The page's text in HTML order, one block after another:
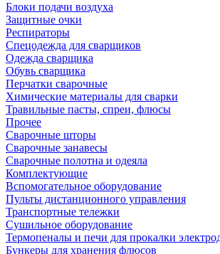
Блоки подачи воздуха
Защитные очки
Респираторы
Спецодежда для сварщиков
Одежда сварщика
Обувь сварщика
Перчатки сварочные
Химические материалы для сварки
Травильные пасты, спреи, флюсы
Прочее
Сварочные шторы
Сварочные занавесы
Сварочные полотна и одеяла
Комплектующие
Вспомогательное оборудование
Пульты дистанционного управления
Транспортные тележки
Сушильное оборудование
Термопеналы и печи для прокалки
Бункеры для хранения флюсов